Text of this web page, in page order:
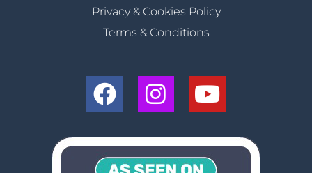
Privacy & Cookies Policy
Terms & Conditions